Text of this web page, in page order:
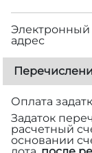
Электронный
адрес
Оплата
Задаток
расчетный
основании